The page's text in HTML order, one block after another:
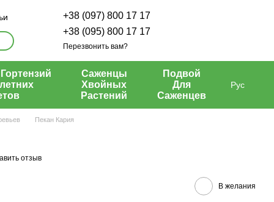
+38 (097) 800 17 17
+38 (095) 800 17 17
Перезвонить вам?
Саженцы
Хвойных
Растений
Подвой
Для
Саженцев
Рус
Пекан Кария
отзыв
В желания